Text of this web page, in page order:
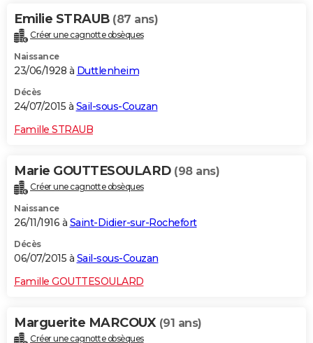
Emilie STRAUB (87 ans)
Créer une cagnotte obsèques
Naissance
23/06/1928 à Duttlenheim
Décès
24/07/2015 à Sail-sous-Couzan
Famille STRAUB
Marie GOUTTESOULARD (98 ans)
Créer une cagnotte obsèques
Naissance
26/11/1916 à Saint-Didier-sur-Rochefort
Décès
06/07/2015 à Sail-sous-Couzan
Famille GOUTTESOULARD
Marguerite MARCOUX (91 ans)
Créer une cagnotte obsèques